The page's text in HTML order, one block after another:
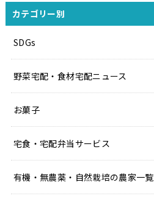
カテゴリー別
SDGs
野菜宅配・食材宅配ニュース
お菓子
宅食・宅配弁当サービス
有機・無農薬・自然栽培の農家一覧